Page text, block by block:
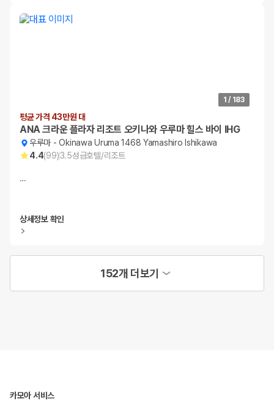
1 / 183
평균 가격 43만원 대
ANA 크라운 플라자 리조트 오키나와 우루마 힐스 바이 IHG
우루마 -Okinawa Uruma 1468 Yamashiro Ishikawa
4.4(99)3.5성급호텔/리조트
…
상세정보 확인
152개 더보기
카모아 서비스